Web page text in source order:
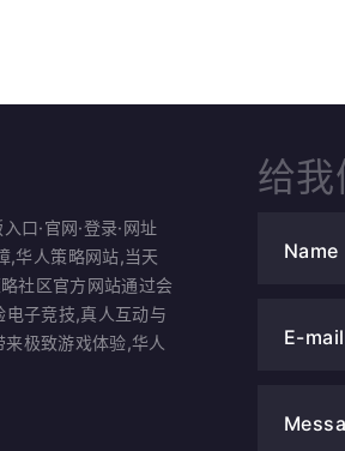
口·官网·登录·网址
华人策略网站,当天
社区官方网站通过会
子竞技,真人互动与
极致游戏体验,华人
给
Name
E-mail